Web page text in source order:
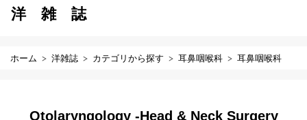
洋雑誌
ホーム 洋雑誌 カテゴリから探す 耳鼻咽喉科 耳鼻咽喉科
Otolaryngology -Head & Neck Surgery